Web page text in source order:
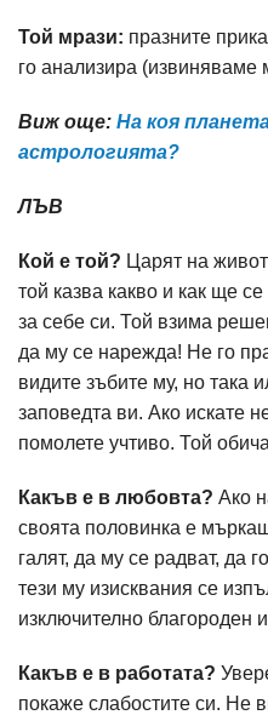
Той мрази: празните
го анализира (извиняваме
Виж още: На коя
астрологията?
ЛЪВ
Кой е той? Царят на
той казва какво и как ще
за себе си. Той взима
да му се нарежда! Не го
видите зъбите му, но така
заповедта ви. Ако искате
помолете учтиво. Той
Какъв е в любовта? Ако
своята половинка е
галят, да му се радват, да
тези му изисквания се
изключително благороден
Какъв е в работата?
покаже слабостите си. Не